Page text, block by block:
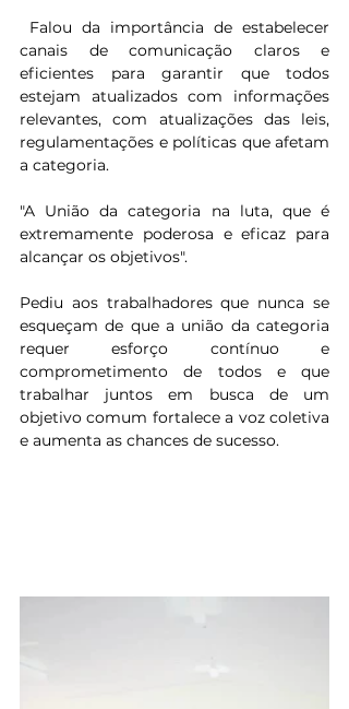
canais de comunicação claros e
eficientes para garantir que todos
estejam atualizados com informações
relevantes, com atualizações das leis,
regulamentações e políticas que afetam
a categoria.
"A União da categoria na luta, que é
extremamente poderosa e eficaz para
alcançar os objetivos".
Pediu aos trabalhadores que nunca se
esqueçam de que a união da categoria
requer esforço contínuo e
comprometimento de todos e que
trabalhar juntos em busca de um
objetivo comum fortalece a voz coletiva
e aumenta as chances de sucesso.